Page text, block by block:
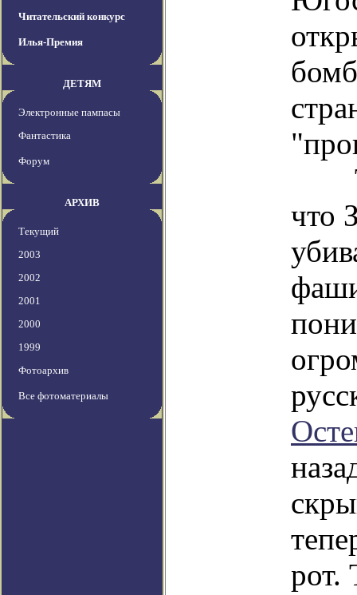
Читательский конкурс
Илья-Премия
ДЕТЯМ
Электронные пампасы
Фантастика
Форум
АРХИВ
Текущий
2003
2002
2001
2000
1999
Фотоархив
Все фотоматериалы
что
рот.